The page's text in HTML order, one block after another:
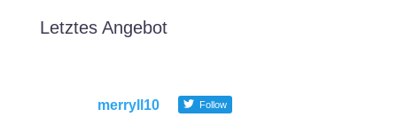
Letztes Angebot
merryll10 Follow